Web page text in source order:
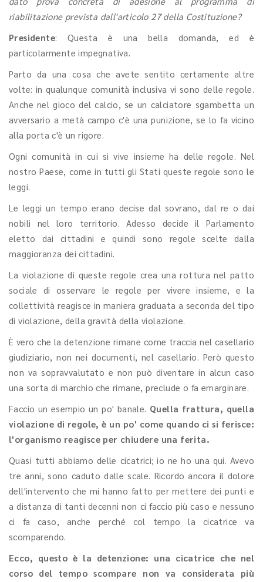
riabilitazione prevista dall'articolo 27 della Costituzione?
Presidente: Questa è una bella domanda, ed è
particolarmente impegnativa.
Parto da una cosa che avete sentito certamente altre
volte: in qualunque comunità inclusiva vi sono delle regole.
Anche nel gioco del calcio, se un calciatore sgambetta un
avversario a metà campo c'è una punizione, se lo fa vicino
alla porta c'è un rigore.
Ogni comunità in cui si vive insieme ha delle regole. Nel
nostro Paese, come in tutti gli Stati queste regole sono le
leggi.
Le leggi un tempo erano decise dal sovrano, dal re o dai
nobili nel loro territorio. Adesso decide il Parlamento
eletto dai cittadini e quindi sono regole scelte dalla
maggioranza dei cittadini.
La violazione di queste regole crea una rottura nel patto
sociale di osservare le regole per vivere insieme, e la
collettività reagisce in maniera graduata a seconda del tipo
di violazione, della gravità della violazione.
È vero che la detenzione rimane come traccia nel casellario
giudiziario, non nei documenti, nel casellario. Però questo
non va sopravvalutato e non può diventare in alcun caso
una sorta di marchio che rimane, preclude o fa emarginare.
Faccio un esempio un po' banale. Quella frattura, quella
violazione di regole, è un po' come quando ci si ferisce:
l'organismo reagisce per chiudere una ferita.
Quasi tutti abbiamo delle cicatrici; io ne ho una qui. Avevo
tre anni, sono caduto dalle scale. Ricordo ancora il dolore
dell'intervento che mi hanno fatto per mettere dei punti e
a distanza di tanti decenni non ci faccio più caso e nessuno
ci fa caso, anche perché col tempo la cicatrice va
scomparendo.
Ecco, questo è la detenzione: una cicatrice che nel
corso del tempo scompare non va considerata più